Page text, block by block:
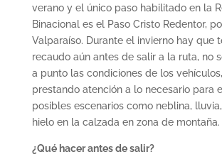
verano y el único paso habilitado en la
Binacional es el Paso Cristo Redentor,
Valparaíso. Durante el invierno hay que
recaudo aún antes de salir a la ruta, no
a punto las condiciones de los
prestando atención a lo necesario para
posibles escenarios como neblina,
hielo en la calzada en zona de montaña.
¿Qué hacer antes de salir?